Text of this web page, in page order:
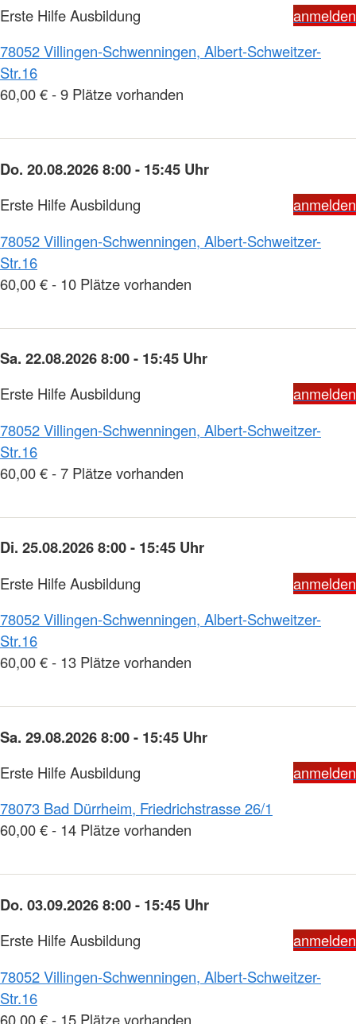
Erste Hilfe Ausbildung
anmelden
78052 Villingen-Schwenningen, Albert-Schweitzer-
Str.16
60,00 € - 9 Plätze vorhanden
Do. 20.08.2026 8:00 - 15:45 Uhr
Erste Hilfe Ausbildung
anmelden
78052 Villingen-Schwenningen, Albert-Schweitzer-
Str.16
60,00 € - 10 Plätze vorhanden
Sa. 22.08.2026 8:00 - 15:45 Uhr
Erste Hilfe Ausbildung
anmelden
78052 Villingen-Schwenningen, Albert-Schweitzer-
Str.16
60,00 € - 7 Plätze vorhanden
Di. 25.08.2026 8:00 - 15:45 Uhr
Erste Hilfe Ausbildung
anmelden
78052 Villingen-Schwenningen, Albert-Schweitzer-
Str.16
60,00 € - 13 Plätze vorhanden
Sa. 29.08.2026 8:00 - 15:45 Uhr
Erste Hilfe Ausbildung
anmelden
78073 Bad Dürrheim, Friedrichstrasse 26/1
60,00 € - 14 Plätze vorhanden
Do. 03.09.2026 8:00 - 15:45 Uhr
Erste Hilfe Ausbildung
anmelden
78052 Villingen-Schwenningen, Albert-Schweitzer-
Str.16
60,00 € - 15 Plätze vorhanden